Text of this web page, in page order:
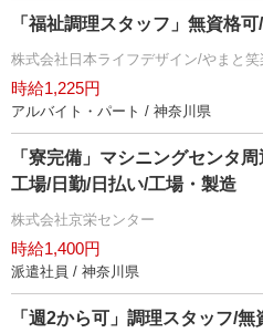
「福祉調理スタッフ」無資格
株式会社日本ライフデザイン/やまと笑
時給1,225円
アルバイト・パート / 神奈川県
「寮完備」マシニングセンタ
工場/日勤/日払い/工場・製造
株式会社京栄センター
時給1,400円
派遣社員 / 神奈川県
「週2から可」調理スタッフ/